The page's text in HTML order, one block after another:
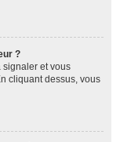
?
signaler et vous
cliquant dessus, vous